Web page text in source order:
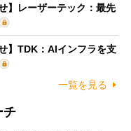
】レーザーテック：最先
】TDK：AIインフラを支
一覧を見る
チ